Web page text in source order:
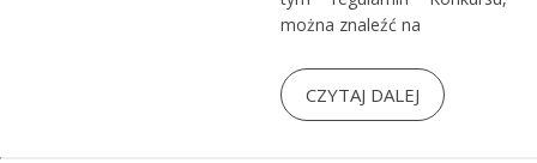
można znaleźć na
CZYTAJ DALEJ